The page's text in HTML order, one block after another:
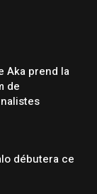
Aka prend la
de
débutera ce